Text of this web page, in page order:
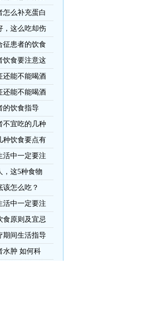
怎么补充蛋白
，这么吃却伤
征患者的饮食
饮食要注意这
还能不能喝酒
还能不能喝酒
的饮食指导
不宜吃的几种
种饮食要点有
活中一定要注
，这5种食物
该怎么吃？
活中一定要注
食原则及宜忌
期间生活指导
水肿 如何科